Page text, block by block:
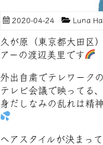
2020-04-24 Luna
久が原（東京都大田区
アーの渡辺美里です
外出自粛でテレワーク
テレビ会議で映ってる
身だしなみの乱れは精
ヘアスタイルが決まっ